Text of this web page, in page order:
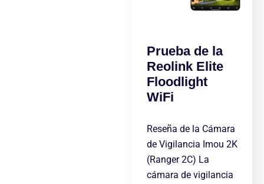
Prueba de la
Reolink Elite
Floodlight
WiFi
Reseña de la Cámara
de Vigilancia Imou 2K
(Ranger 2C) La
cámara de vigilancia